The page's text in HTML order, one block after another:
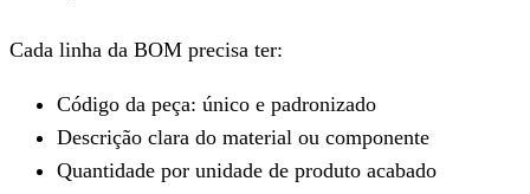
Cada linha da BOM precisa ter:
Código da peça: único e padronizado
Descrição clara do material ou componente
Quantidade por unidade de produto acabado